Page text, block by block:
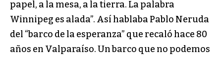
papel, a la mesa, a la tierra. La palabra
Winnipeg es alada”. Así hablaba Pablo Neruda
del “barco de la esperanza” que recaló hace 80
años en Valparaíso. Un barco que no podemos